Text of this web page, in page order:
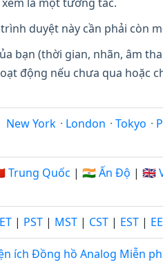
duyệt này cần phải còn
bạn (thời gian, nhãn, âm
động nếu chưa qua hoặc
New York · London · Tokyo ·
Trung Quốc | 🇮🇳 Ấn Độ | 🇬🇧
| PST | MST | CST | EST |
ích Đồng hồ Analog Miễn